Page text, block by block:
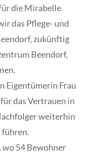
die Mirabelle.
das Pflege- und
zukünftig
Beendorf,
Eigentümerin Frau
das Vertrauen in
weiterhin
führen.
wo 54 Bewohner